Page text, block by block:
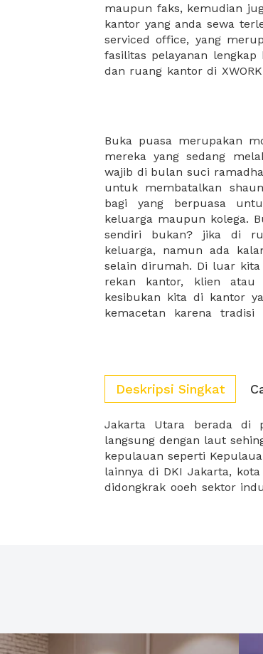
maupun faks, kemudian
kantor yang anda sewa
serviced office, yang
fasilitas pelayanan
dan ruang kantor di
sewa, kemudian Anda
kantor Anda, semuanya
kantor terbaik Anda, dan
Buka puasa merupakan
mereka yang sedang
wajib di bulan suci
untuk membatalkan
bagi yang berpuasa
keluarga maupun kolega.
sendiri bukan? jika di
keluarga, namun ada
selain dirumah. Di luar
rekan kantor, klien atau
kesibukan kita di kantor
kemacetan karena
untuk mencari tempat
yang sesuai. Tempat
sering menjadi point
oleh karena itu, dengan
proses kalian untuk
sesuai dengan keinginan
pilihan tempat buka
terlampir dengan pilihan
dengan harga
berbuka puasa kalian
Deskripsi Singkat
Jakarta Utara berada di
langsung dengan laut
kepulauan seperti
lainnya di DKI Jakarta,
didongkrak ooeh sektor
sektor pariwisata. Untuk
berada di kawasan Kelapa